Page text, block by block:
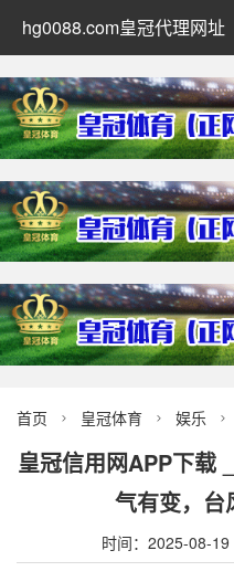
hg0088.com皇冠代理网址
首页  皇冠体育  娱乐 
皇冠信用网APP下载
气有变，台
时间：2025-08-